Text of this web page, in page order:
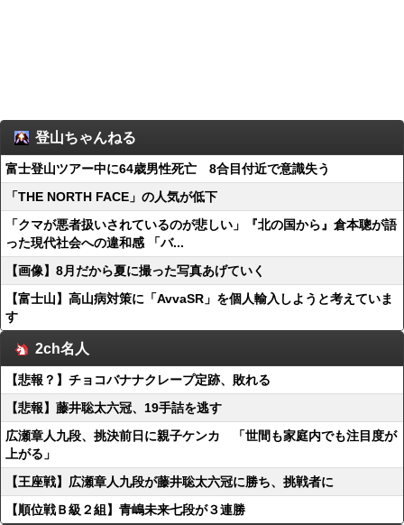
登山ちゃんねる
富士登山ツアー中に64歳男性死亡 8合目付近で意識失う
「THE NORTH FACE」の人気が低下
「クマが悪者扱いされているのが悲しい」『北の国から』倉本聰が語
った現代社会への違和感 「バ...
【画像】8月だから夏に撮った写真あげていく
【富士山】高山病対策に「AvvaSR」を個人輸入しようと考えていま
す
2ch名人
【悲報？】チョコバナナクレープ定跡、敗れる
【悲報】藤井聡太六冠、19手詰を逃す
広瀬章人九段、挑決前日に親子ケンカ 「世間も家庭内でも注目度が
上がる」
【王座戦】広瀬章人九段が藤井聡太六冠に勝ち、挑戦者に
【順位戦Ｂ級２組】青嶋未来七段が３連勝